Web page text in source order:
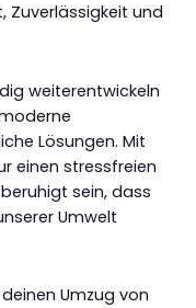
Zuverlässigkeit und
weiterentwickeln
Lösungen. Mit
einen stressfreien
sein, dass
Umwelt
Umzug von